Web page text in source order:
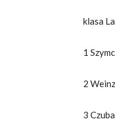
klasa
1
2
3